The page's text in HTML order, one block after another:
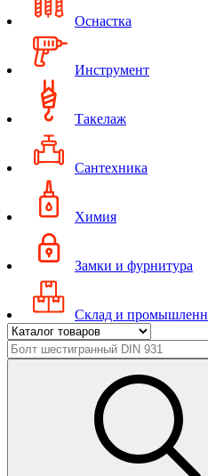
Оснастка
Инструмент
Такелаж
Сантехника
Химия
Замки и фурнитура
Склад и